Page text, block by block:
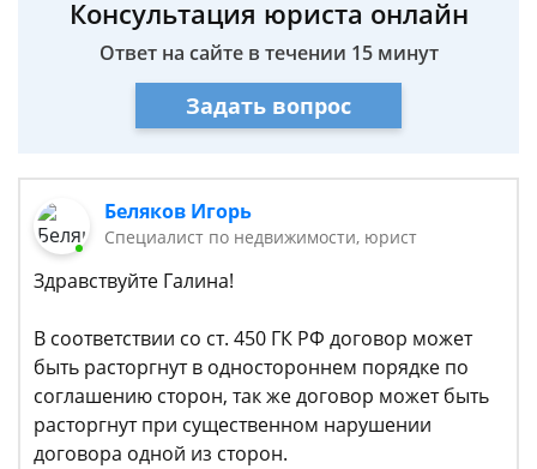
Консультация юриста онлайн
Ответ на сайте в течении 15 минут
Задать вопрос
Беляков Игорь
Специалист по недвижимости, юрист
Здравствуйте Галина!
В соответствии со ст. 450 ГК РФ договор может
быть расторгнут в одностороннем порядке по
соглашению сторон, так же договор может быть
расторгнут при существенном нарушении
договора одной из сторон.